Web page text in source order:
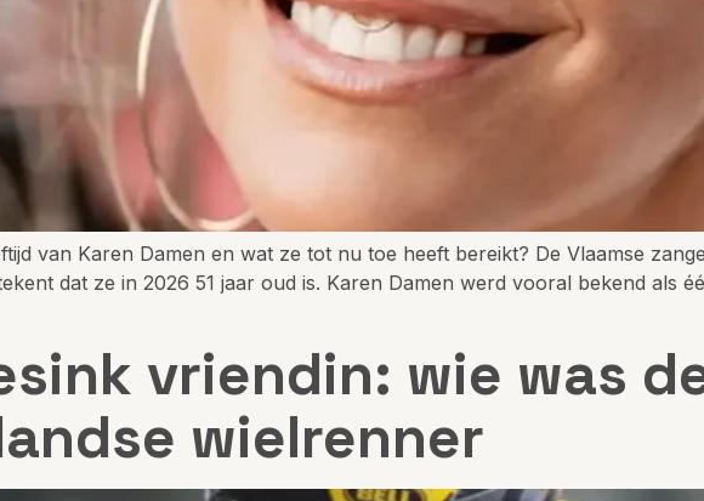
van Karen Damen en wat ze tot nu toe heeft bereikt? De Vlaamse
dat ze in 2026 51 jaar oud is. Karen Damen werd vooral bekend als
vriendin: wie was
wielrenner